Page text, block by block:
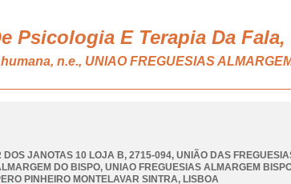
Psicologia E Terapia Da Fala,
n.e., UNIAO FREGUESIAS
DOS JANOTAS 10 LOJA B, 2715-094, UNIÃO DAS
DO BISPO, UNIAO FREGUESIAS ALMARGEM
PINHEIRO MONTELAVAR SINTRA, LISBOA